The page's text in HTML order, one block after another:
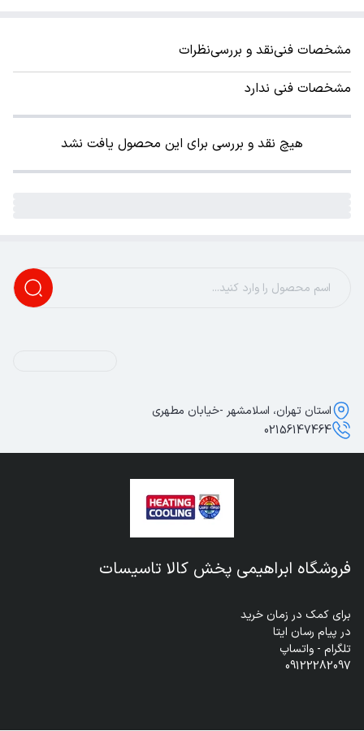
مشخصات فنینقد و بررسینظرات
مشخصات فنی ندارد
هیچ نقد و بررسی برای این محصول یافت نشد
فروشگاه ابراهیمی پخش کالا تاسیسات
09122282097
استان تهران، اسلامشهر -خیابان مطهری
02156147464